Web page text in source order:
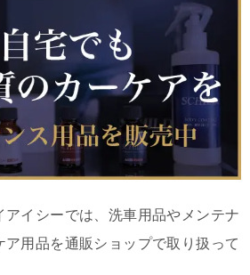
アイシーでは、洗車用品やメンテナ
ア用品を通販ショップで取り扱って